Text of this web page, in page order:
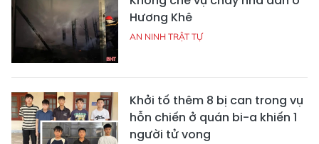
Hương Khê
AN NINH TRẬT TỰ
Khởi tố thêm 8 bị can trong vụ
hỗn chiến ở quán bi-a khiến 1
người tử vong